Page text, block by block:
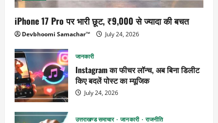
iPhone 17 Pro पर भारी छूट, ₹9,000 से ज्यादा की बचत
Devbhoomi Samachar™ July 24, 2026
जानकारी
Instagram का फीचर लॉन्च, अब बिना डिलीट
किए बदलें पोस्ट का म्यूजिक
July 24, 2026
उत्तराखण्ड समाचार जानकारी राजनीति